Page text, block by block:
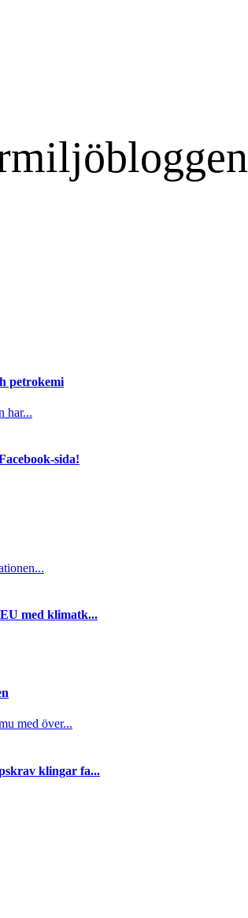
petrokemi
har...
sida!
med klimatk...
med över...
klingar fa...